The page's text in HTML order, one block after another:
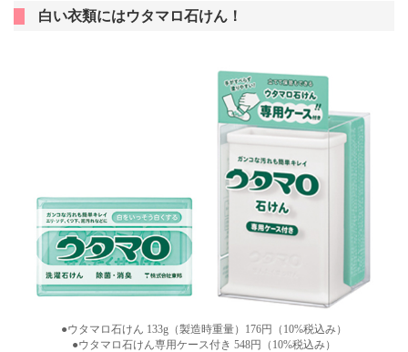
白い衣類にはウタマロ石けん！
●ウタマロ石けん 133g（製造時重量）176円（10%税込み）
●ウタマロ石けん専用ケース付き 548円（10%税込み）